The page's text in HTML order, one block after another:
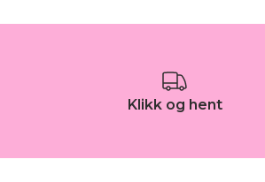
Klikk og hent